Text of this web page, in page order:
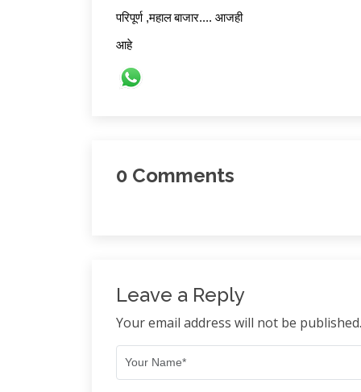
परिपूर्ण,महालबाजार.... आजही
आहे
0 Comments
Leave a Reply
Your email address will not be